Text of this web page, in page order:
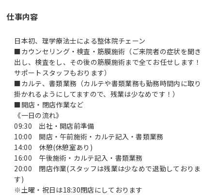
仕事内容
日本初、理学療法士による整体院チェーン
■カウンセリング・検査・筋膜施術（ご来院者の症状を聞き
出し、検査をし、その後の筋膜施術まで全てお任せします！
サポートスタッフもおります）
■カルテ、書類業務（カルテや書類業務も勤務時間内に取り
掛かれるようにしてますので、残業は少なめです！）
■開店・閉店作業など
《一日の流れ》
09:30 出社・開店前準備
10:00 開店・午前施術・カルテ記入・書類業務
14:00 休憩(休憩室あり)
16:00 午後施術・カルテ記入・書類業務
20:00 閉店作業(スタッフは残業は少なめで退勤しておりま
す)
※土曜・祝日は18:30閉店にしております